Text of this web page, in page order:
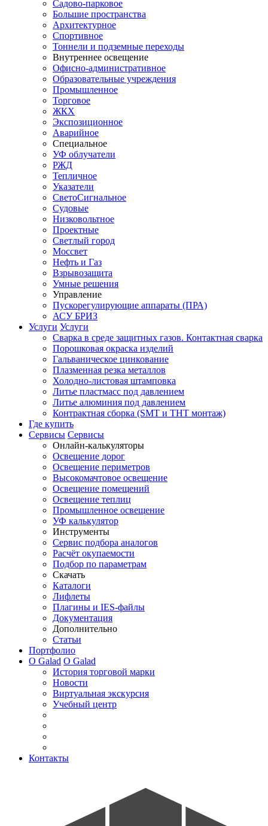
Садово-парковое
Большие пространства
Архитектурное
Спортивное
Тоннели и подземные переходы
Внутреннее освещение
Офисно-административное
Образовательные учреждения
Промышленное
Торговое
ЖКХ
Экспозиционное
Аварийное
Специальное
УФ облучатели
РЖД
Тепличное
Указатели
СветоСигнальное
Судовые
Низковольтное
Проектные
Светлый город
Моссвет
Нефть и Газ
Взрывозащита
Умные решения
Управление
Пускорегулирующие аппараты (ПРА)
АСУ БРИЗ
Услуги Услуги
Сварка в среде защитных газов. Контактная сварка
Порошковая окраска изделий
Гальваническое цинкование
Плазменная резка металлов
Холодно-листовая штамповка
Литье пластмасс под давлением
Литье алюминия под давлением
Контрактная сборка (SMT и THT монтаж)
Где купить
Сервисы Сервисы
Онлайн-калькуляторы
Освещение дорог
Освещение периметров
Высокомачтовое освещение
Освещение помещений
Освещение теплиц
Промышленное освещение
УФ калькулятор
Инструменты
Сервис подбора аналогов
Расчёт окупаемости
Подбор по параметрам
Скачать
Каталоги
Лифлеты
Плагины и IES-файлы
Документация
Дополнительно
Статьи
Портфолио
О Galad О Galad
История торговой марки
Новости
Виртуальная экскурсия
Учебный центр
Контакты